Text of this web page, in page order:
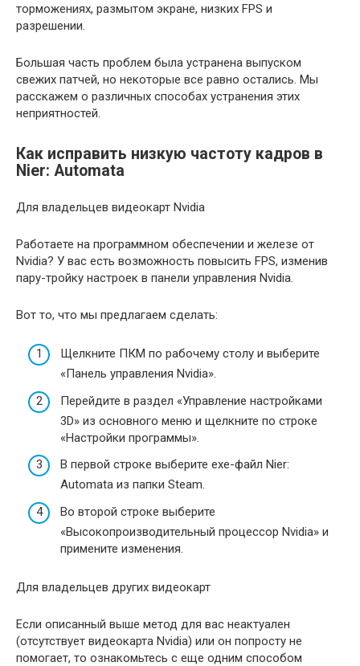
торможениях, размытом экране, низких FPS и
разрешении.
Большая часть проблем была устранена выпуском
свежих патчей, но некоторые все равно остались. Мы
расскажем о различных способах устранения этих
неприятностей.
Как исправить низкую частоту кадров в
Nier: Automata
Для владельцев видеокарт Nvidia
Работаете на программном обеспечении и железе от
Nvidia? У вас есть возможность повысить FPS, изменив
пару-тройку настроек в панели управления Nvidia.
Вот то, что мы предлагаем сделать:
Щелкните ПКМ по рабочему столу и выберите
«Панель управления Nvidia».
Перейдите в раздел «Управление настройками
3D» из основного меню и щелкните по строке
«Настройки программы».
В первой строке выберите exe-файл Nier:
Automata из папки Steam.
Во второй строке выберите
«Высокопроизводительный процессор Nvidia» и
примените изменения.
Для владельцев других видеокарт
Если описанный выше метод для вас неактуален
(отсутствует видеокарта Nvidia) или он попросту не
помогает, то ознакомьтесь с еще одним способом